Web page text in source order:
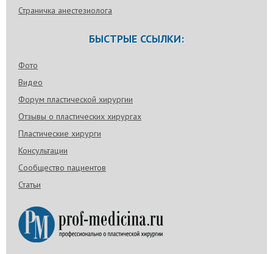
Страничка анестезиолога
БЫСТРЫЕ ССЫЛКИ:
Фото
Видео
Форум пластической хирургии
Отзывы о пластических хирургах
Пластические хирурги
Консультации
Сообщество пациентов
Статьи